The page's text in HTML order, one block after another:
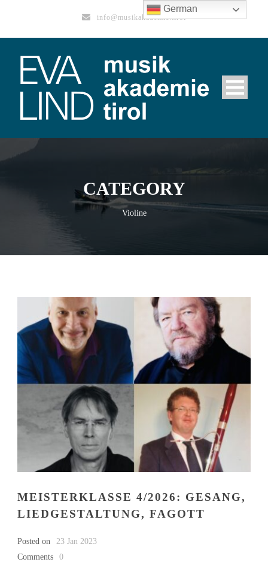
info@musikakademie.tirol
CATEGORY
Violine
MEISTERKLASSE 4/2026: GESANG,
LIEDGESTALTUNG, FAGOTT
Posted on
23 Jan 2023
Comments
0
German